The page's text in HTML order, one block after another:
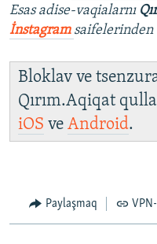
Esas adise-vaqialarnı
İnstagram
Bloklav ve
Qırım.Aqiqat
iOS ve Android.
Paylaşmaq